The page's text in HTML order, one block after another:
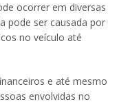
ocorrer em diversas
pode ser causada por
no veículo até
e até mesmo
envolvidas no